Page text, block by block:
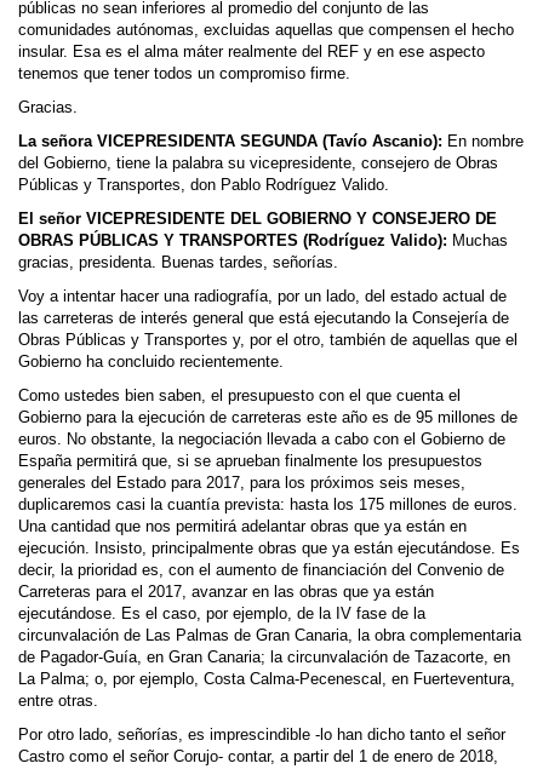
públicas no sean inferiores al promedio del conjunto de las
comunidades autónomas, excluidas aquellas que compensen el hecho
insular. Esa es el alma máter realmente del REF y en ese aspecto
tenemos que tener todos un compromiso firme.
Gracias.
La señora VICEPRESIDENTA SEGUNDA (Tavío Ascanio): En nombre
del Gobierno, tiene la palabra su vicepresidente, consejero de Obras
Públicas y Transportes, don Pablo Rodríguez Valido.
El señor VICEPRESIDENTE DEL GOBIERNO Y CONSEJERO DE
OBRAS PÚBLICAS Y TRANSPORTES (Rodríguez Valido): Muchas
gracias, presidenta. Buenas tardes, señorías.
Voy a intentar hacer una radiografía, por un lado, del estado actual de
las carreteras de interés general que está ejecutando la Consejería de
Obras Públicas y Transportes y, por el otro, también de aquellas que el
Gobierno ha concluido recientemente.
Como ustedes bien saben, el presupuesto con el que cuenta el
Gobierno para la ejecución de carreteras este año es de 95 millones de
euros. No obstante, la negociación llevada a cabo con el Gobierno de
España permitirá que, si se aprueban finalmente los presupuestos
generales del Estado para 2017, para los próximos seis meses,
duplicaremos casi la cuantía prevista: hasta los 175 millones de euros.
Una cantidad que nos permitirá adelantar obras que ya están en
ejecución. Insisto, principalmente obras que ya están ejecutándose. Es
decir, la prioridad es, con el aumento de financiación del Convenio de
Carreteras para el 2017, avanzar en las obras que ya están
ejecutándose. Es el caso, por ejemplo, de la IV fase de la
circunvalación de Las Palmas de Gran Canaria, la obra complementaria
de Pagador-Guía, en Gran Canaria; la circunvalación de Tazacorte, en
La Palma; o, por ejemplo, Costa Calma-Pecenescal, en Fuerteventura,
entre otras.
Por otro lado, señorías, es imprescindible -lo han dicho tanto el señor
Castro como el señor Corujo- contar, a partir del 1 de enero de 2018,